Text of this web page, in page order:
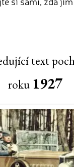
text
roku 1927